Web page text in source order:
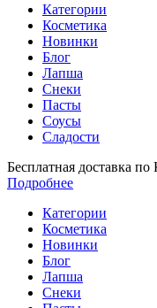
Категории
Косметика
Новинки
Блог
Лапша
Снеки
Пасты
Соусы
Сладости
Бесплатная доставка
Подробнее
Категории
Косметика
Новинки
Блог
Лапша
Снеки